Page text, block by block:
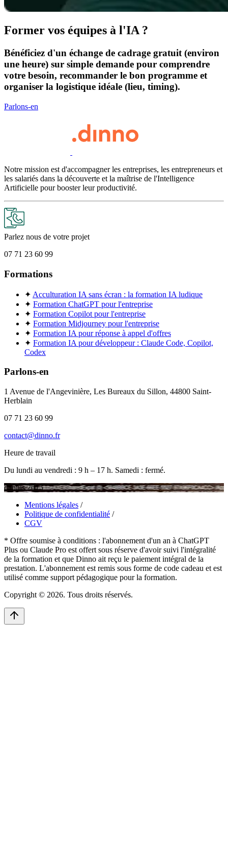
Former vos équipes à l'IA ?
Bénéficiez d'un échange de cadrage gratuit (environ
une heure) sur simple demande pour comprendre
votre besoin, recommander le bon programme et
organiser la logistique idéale (lieu, timing).
Parlons-en
Notre mission est d'accompagner les entreprises, les entrepreneurs et
les salariés dans la découverte et la maîtrise de l'Intelligence
Artificielle pour booster leur productivité.
Parlez nous de votre projet
07 71 23 60 99
Formations
✦ Acculturation IA sans écran : la formation IA ludique
✦ Formation ChatGPT pour l'entreprise
✦ Formation Copilot pour l'entreprise
✦ Formation Midjourney pour l'entreprise
✦ Formation IA pour réponse à appel d'offres
✦ Formation IA pour développeur : Claude Code, Copilot,
Codex
Parlons-en
1 Avenue de l'Angevinière, Les Bureaux du Sillon, 44800 Saint-
Herblain
07 71 23 60 99
contact@dinno.fr
Heure de travail
Du lundi au vendredi : 9 h – 17 h. Samedi : fermé.
depuis 2015
Mentions légales /
Politique de confidentialité /
CGV
* Offre soumise à conditions : l'abonnement d'un an à ChatGPT
Plus ou Claude Pro est offert sous réserve d'avoir suivi l'intégralité
de la formation et que Dinno ait reçu le paiement intégral de la
prestation. L'abonnement est remis sous forme de code cadeau et est
utilisé comme support pédagogique pour la formation.
Copyright © 2026. Tous droits réservés.